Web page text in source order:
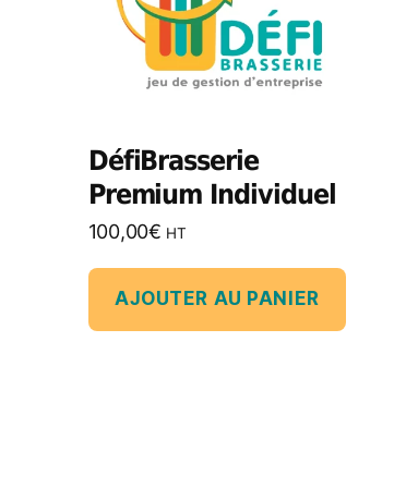
DéfiBrasserie
Premium Individuel
100,00€ HT
AJOUTER AU PANIER